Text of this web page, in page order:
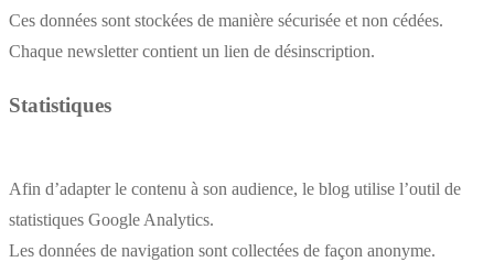
Ces données sont stockées de manière sécurisée et non cédées.
Chaque newsletter contient un lien de désinscription.
Statistiques
Afin d’adapter le contenu à son audience, le blog utilise l’outil de
statistiques Google Analytics.
Les données de navigation sont collectées de façon anonyme.